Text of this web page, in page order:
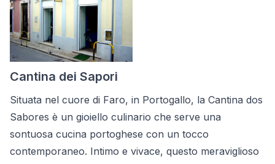
Cantina dei Sapori
Situata nel cuore di Faro, in Portogallo, la Cantina dos
Sabores è un gioiello culinario che serve una
sontuosa cucina portoghese con un tocco
contemporaneo. Intimo e vivace, questo meraviglioso